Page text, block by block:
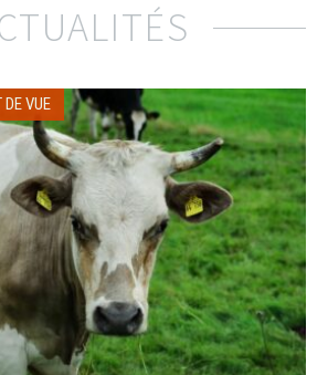
DE VUE